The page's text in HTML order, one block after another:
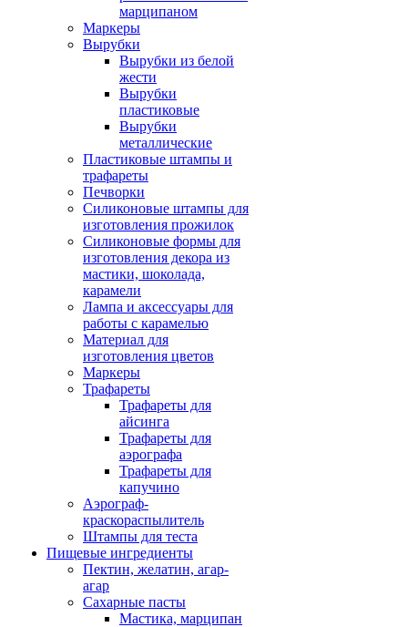
марципаном
Маркеры
Вырубки
Вырубки из белой
жести
Вырубки
пластиковые
Вырубки
металлические
Пластиковые штампы и
трафареты
Печворки
Силиконовые штампы для
изготовления прожилок
Силиконовые формы для
изготовления декора из
мастики, шоколада,
карамели
Лампа и аксессуары для
работы с карамелью
Материал для
изготовления цветов
Маркеры
Трафареты
Трафареты для
айсинга
Трафареты для
аэрографа
Трафареты для
капучино
Аэрограф-
краскораспылитель
Штампы для теста
Пищевые ингредиенты
Пектин, желатин, агар-
агар
Сахарные пасты
Мастика, марципан